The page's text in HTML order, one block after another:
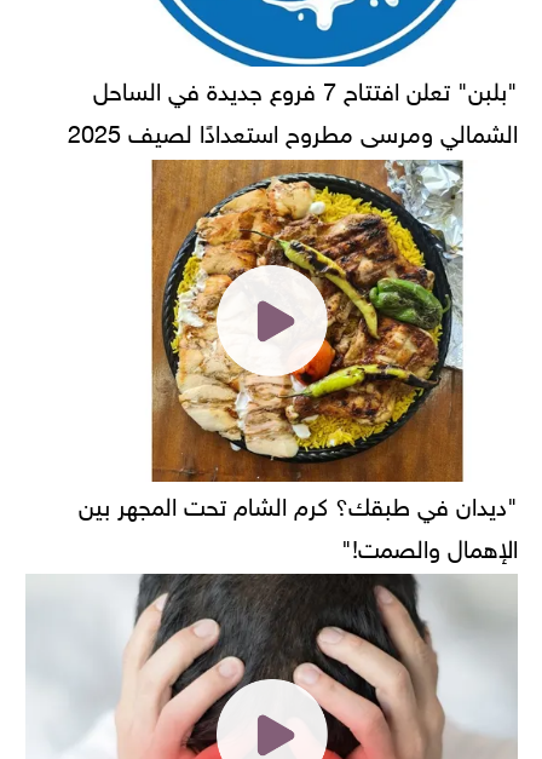
"بلبن" تعلن افتتاح 7 فروع جديدة في الساحل
الشمالي ومرسى مطروح استعدادًا لصيف 2025
"ديدان في طبقك؟ كرم الشام تحت المجهر بين
الإهمال والصمت!"